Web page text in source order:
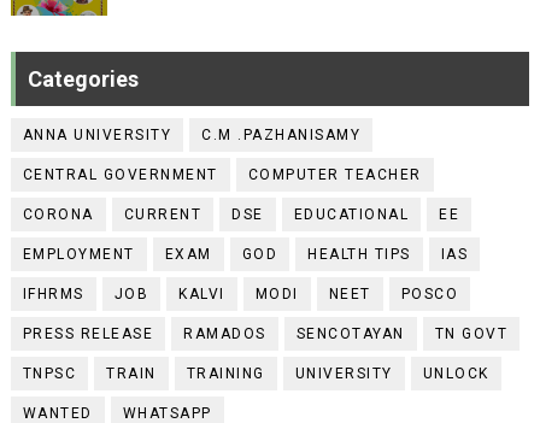
Categories
ANNA UNIVERSITY C.M .PAZHANISAMY
CENTRAL GOVERNMENT COMPUTER TEACHER
CORONA CURRENT DSE EDUCATIONAL EE
EMPLOYMENT EXAM GOD HEALTH TIPS IAS
IFHRMS JOB KALVI MODI NEET POSCO
PRESS RELEASE RAMADOS SENCOTAYAN TN GOVT
TNPSC TRAIN TRAINING UNIVERSITY UNLOCK
WANTED WHATSAPP